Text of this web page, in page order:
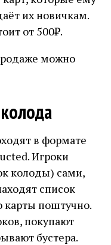
их новичкам.
от 500₽.
можно
в формате
Игроки
колоды) сами,
список
карты поштучно.
покупают
бустера.